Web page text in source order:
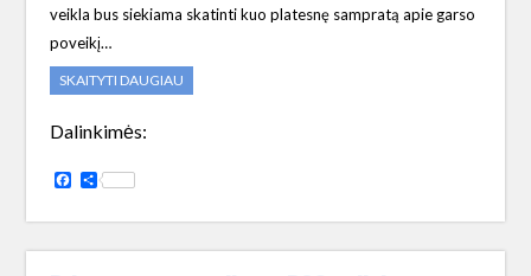
veikla bus siekiama skatinti kuo platesnę sampratą apie garso
poveikį…
SKAITYTI DAUGIAU
Dalinkimės:
Facebook
Share